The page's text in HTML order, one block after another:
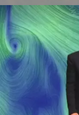
29°C